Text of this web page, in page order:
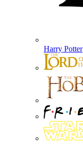
Harry Potter